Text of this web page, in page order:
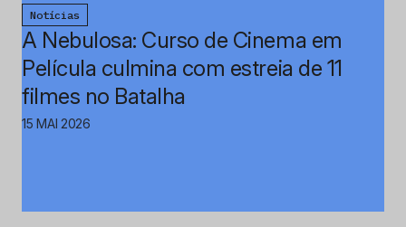
Notícias
A Nebulosa: Curso de Cinema em
Película culmina com estreia de 11
filmes no Batalha
15 MAI 2026